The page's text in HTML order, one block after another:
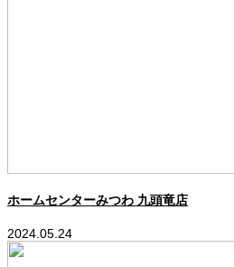
ホームセンターみつわ 九頭竜店
2024.05.24